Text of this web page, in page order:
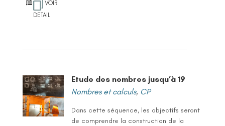
VOIR
DETAIL
Etude des nombres jusqu’à 19
Nombres et calculs, CP
Dans cette séquence, les objectifs seront
de comprendre la construction de la